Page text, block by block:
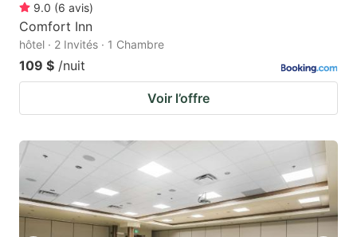
9.0 (6 avis)
Comfort Inn
hôtel · 2 Invités · 1 Chambre
109 $ /nuit
Voir l’offre